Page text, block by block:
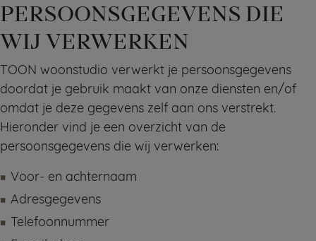
PERSOONSGEGEVENS DIE
WIJ VERWERKEN
TOON woonstudio verwerkt je persoonsgegevens
doordat je gebruik maakt van onze diensten en/of
omdat je deze gegevens zelf aan ons verstrekt.
Hieronder vind je een overzicht van de
persoonsgegevens die wij verwerken:
Voor- en achternaam
Adresgegevens
Telefoonnummer